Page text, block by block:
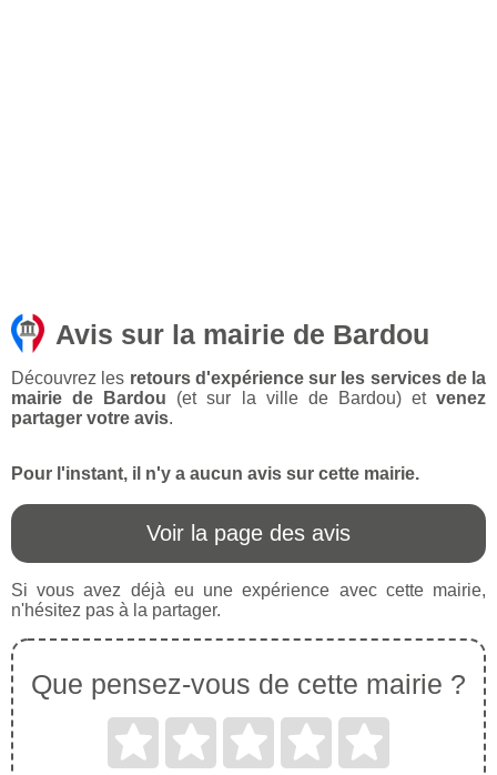
Avis sur la mairie de Bardou
Découvrez les retours d'expérience sur les services de la
mairie de Bardou (et sur la ville de Bardou) etvenez
partager votre avis.
Pour l'instant, il n'y a aucun avis sur cette mairie.
Voir la page des avis
Si vous avez déjà eu une expérience avec cette mairie,
n'hésitez pas à la partager.
Que pensez-vous de cette mairie ?